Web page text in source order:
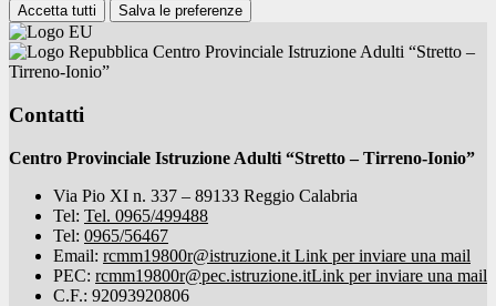
Accetta tutti Salva le preferenze
Centro Provinciale Istruzione Adulti “Stretto –
Tirreno-Ionio”
Contatti
Centro Provinciale Istruzione Adulti “Stretto – Tirreno-Ionio”
Via Pio XI n. 337 – 89133 Reggio Calabria
Tel: Tel. 0965/499488
Tel: 0965/56467
Email: rcmm19800r@istruzione.it Link per inviare una mail
PEC: rcmm19800r@pec.istruzione.itLink per inviare una mail
C.F.: 92093920806